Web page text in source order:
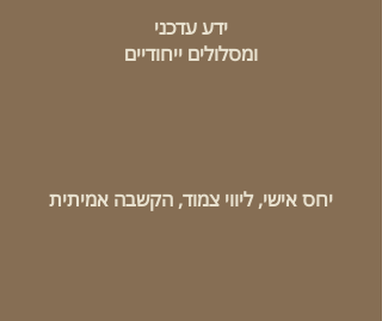
ידע עדכני
ומסלולים ייחודיים
יחס אישי, ליווי צמוד, הקשבה אמיתית